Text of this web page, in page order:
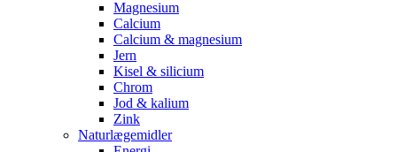
Magnesium
Calcium
Calcium & magnesium
Jern
Kisel & silicium
Chrom
Jod & kalium
Zink
Naturlægemidler